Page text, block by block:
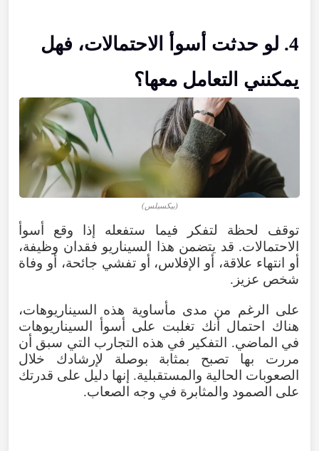
4. لو حدثت أسوأ الاحتمالات، فهل
يمكنني التعامل معها؟
(بيكسيلس)
توقف لحظة لتفكر فيما ستفعله إذا وقع أسوأ
الاحتمالات. قد يتضمن هذا السيناريو فقدان وظيفة،
أو انتهاء علاقة، أو الإفلاس، أو تفشي جائحة، أو وفاة
شخص عزيز.
على الرغم من مدى مأساوية هذه السيناريوهات،
هناك احتمال أنك تغلبت على أسوأ السيناريوهات
في الماضي. التفكير في هذه التجارب التي سبق أن
مررت بها تصبح بمثابة بوصلة لإرشادك خلال
الصعوبات الحالية والمستقبلية. إنها دليل على قدرتك
على الصمود والمثابرة في وجه الصعاب.